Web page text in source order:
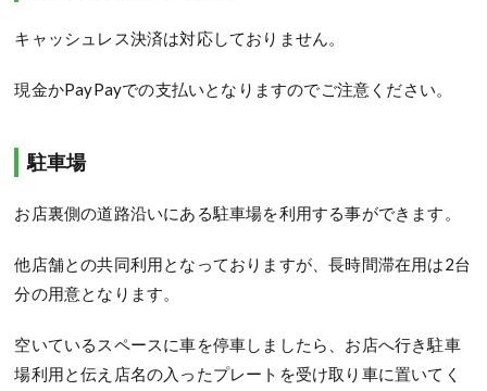
キャッシュレス決済は対応しておりません。
現金かPayPayでの支払いとなりますのでご注意ください。
駐車場
お店裏側の道路沿いにある駐車場を利用する事ができます。
他店舗との共同利用となっておりますが、長時間滞在用は2台
分の用意となります。
空いているスペースに車を停車しましたら、お店へ行き駐車
場利用と伝え店名の入ったプレートを受け取り車に置いてく